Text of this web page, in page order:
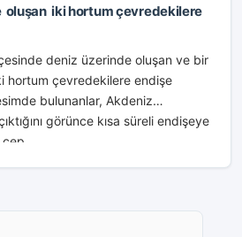
oluşan iki hortum çevredekilere
deniz üzerinde oluşan ve bir
hortum çevredekilere endişe
bulunanlar, Akdeniz
görünce kısa süreli endişeye